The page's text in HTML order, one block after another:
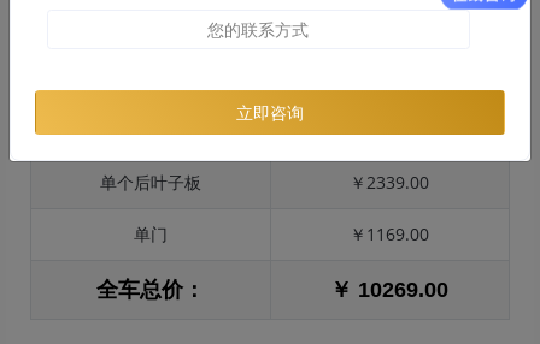
车顶 ￥2464.00
单个后叶子板 ￥2339.00
单门 ￥1169.00
全车总价： ￥ 10269.00
立即咨询